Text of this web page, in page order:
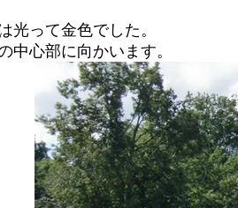
光って金色でした。
中心部に向かいます。